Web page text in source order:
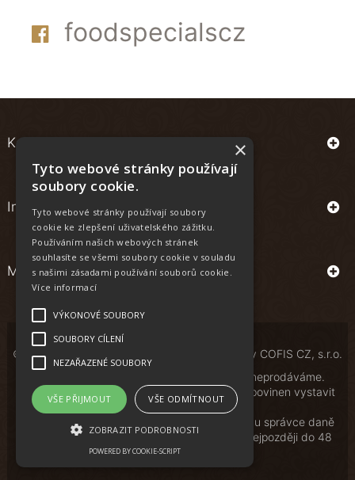
foodspecialscz
Kontakt
Informace
Můj účet
© Copyright | All Rights Reserved | Powered by COFIS CZ, s.r.o.
Osobám mladším 18 let alkoholické nápoje neprodáváme.
Podle zákona o evidenci tržeb je prodávající povinen vystavit
kupujícímu účtenku.
Zároveň je povinen zaevidovat přijatou tržbu u správce daně
online; v případě technického výpadku pak nejpozději do 48
hodin.
×
Tyto webové stránky používají
soubory cookie.
Tyto webové stránky používají soubory
cookie ke zlepšení uživatelského zážitku.
Používáním našich webových stránek
souhlasíte se všemi soubory cookie v souladu
s našimi zásadami používání souborů cookie.
Více informací
VÝKONOVÉ SOUBORY
SOUBORY CÍLENÍ
NEZAŘAZENÉ SOUBORY
VŠE PŘIJMOUT VŠE ODMÍTNOUT
ZOBRAZIT PODROBNOSTI
POWERED BY COOKIE-SCRIPT